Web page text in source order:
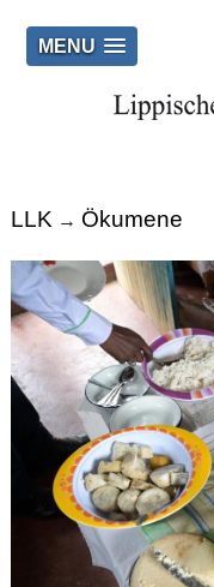
MENU
LLK → Ökumene